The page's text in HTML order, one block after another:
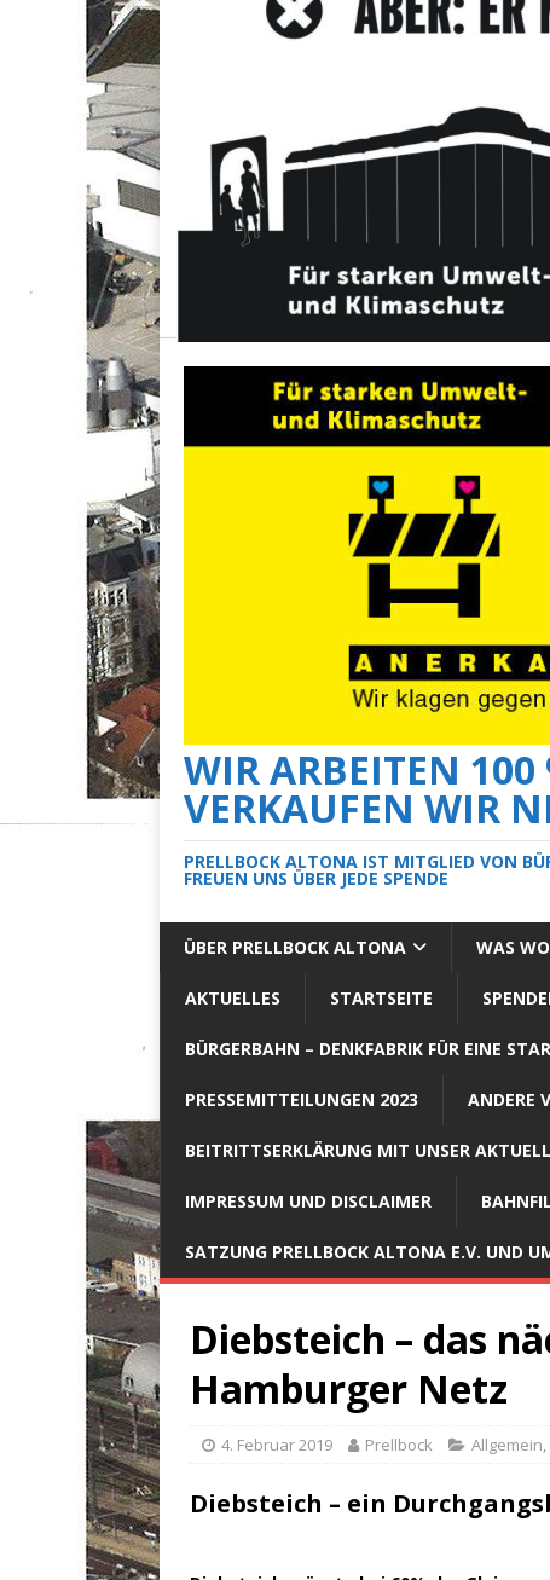
WIR ARBEITEN
VERKAUFEN WIR
PRELLBOCK ALTONA IST MITGLIED VON
FREUEN UNS ÜBER JEDE SPENDE
ÜBER PRELLBOCK ALTONA WAS
AKTUELLES STARTSEITE
BÜRGERBAHN – DENKFABRIK FÜR EINE
PRESSEMITTEILUNGEN 2023 ANDERE
BEITRITTSERKLÄRUNG MIT UNSER
IMPRESSUM UND DISCLAIMER
SATZUNG PRELLBOCK ALTONA E.V. UND
Diebsteich – das
Hamburger Netz
4. Februar 2019 Prellbock Allgemein
Diebsteich – ein